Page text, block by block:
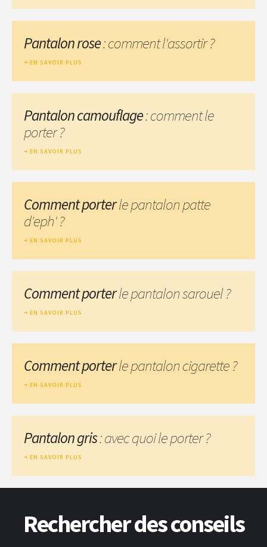
Pantalon rose: comment l'assortir ?
EN SAVOIR PLUS
Pantalon camouflage: comment le
porter ?
EN SAVOIR PLUS
Comment porterle pantalon patte
d'eph' ?
EN SAVOIR PLUS
Comment porterle pantalon sarouel ?
EN SAVOIR PLUS
Comment porterle pantalon cigarette ?
EN SAVOIR PLUS
Pantalon gris: avec quoi le porter ?
EN SAVOIR PLUS
Rechercher des conseils